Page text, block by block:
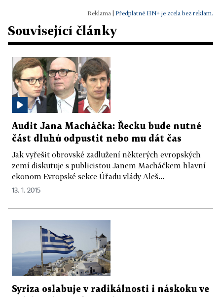
Předplatné HN+ je zcela bez reklam.
Související články
Audit Jana Macháčka: Řecku bude nutné
část dluhů odpustit nebo mu dát čas
Jak vyřešit obrovské zadlužení některých evropských
zemí diskutuje s publicistou Janem Macháčkem hlavní
ekonom Evropské sekce Úřadu vlády Aleš...
13. 1. 2015
Syriza oslabuje v radikálnosti i náskoku ve